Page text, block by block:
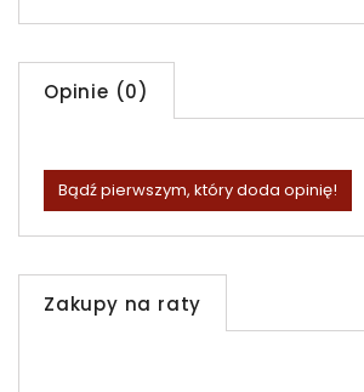
Opinie (0)
Bądź pierwszym, który doda opinię!
Zakupy na raty